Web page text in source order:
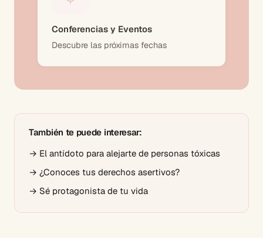
Conferencias y Eventos
Descubre las próximas fechas
También te puede interesar:
→ El antídoto para alejarte de personas tóxicas
→ ¿Conoces tus derechos asertivos?
→ Sé protagonista de tu vida